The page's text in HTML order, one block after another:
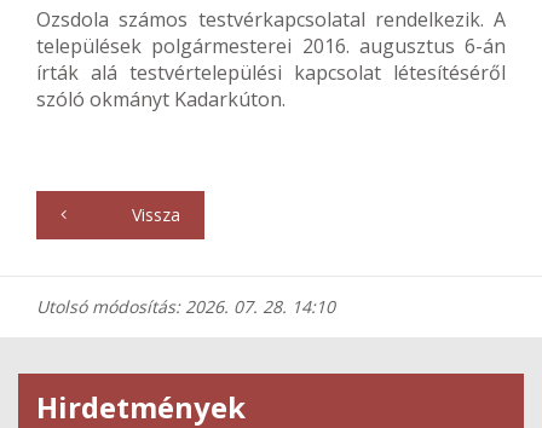
Ozsdola számos testvérkapcsolatal rendelkezik. A
települések polgármesterei 2016. augusztus 6-án
írták alá testvértelepülési kapcsolat létesítéséről
szóló okmányt Kadarkúton.
Vissza
Utolsó módosítás: 2026. 07. 28. 14:10
Hirdetmények